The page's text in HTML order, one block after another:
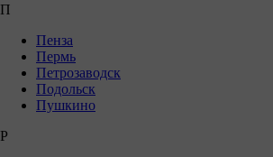
П
Пенза
Пермь
Петрозаводск
Подольск
Пушкино
Р